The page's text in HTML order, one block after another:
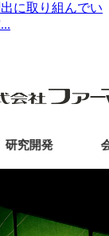
に取り組んでい
...